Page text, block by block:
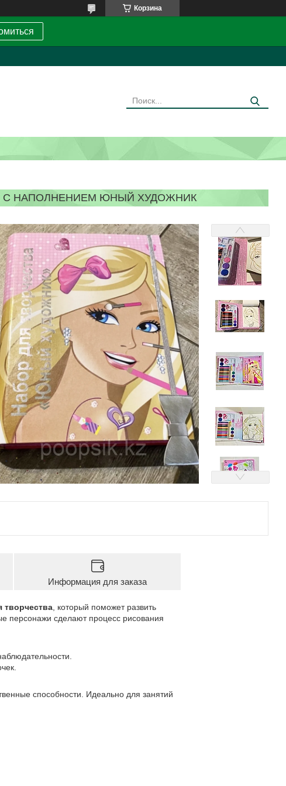
Корзина
С НАПОЛНЕНИЕМ ЮНЫЙ ХУДОЖНИК
Информация для заказа
творчества , который поможет развить
персонажи сделают процесс рисования
способности. Идеально для занятий